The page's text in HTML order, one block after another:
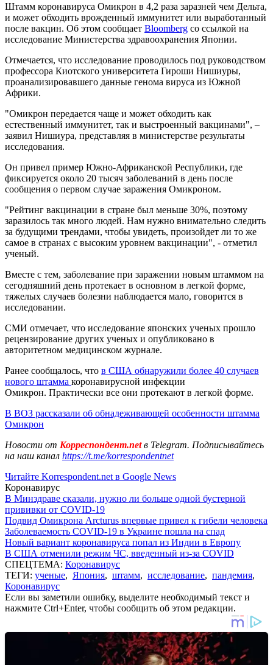
Штамм коронавируса Омикрон в 4,2 раза заразней чем Дельта,
и может обходить врожденный иммунитет или выработанный
после вакцин. Об этом сообщает Bloomberg со ссылкой на
исследование Министерства здравоохранения Японии.
Отмечается, что исследование проводилось под руководством
профессора Киотского университета Гироши Нишиуры,
проанализировавшего данные генома вируса из Южной
Африки.
"Омикрон передается чаще и может обходить как
естественный иммунитет, так и выстроенный вакцинами", –
заявил Нишиура, представляя в министерстве результаты
исследования.
Он привел пример Южно-Африканской Республики, где
фиксируется около 20 тысяч заболеваний в день после
сообщения о первом случае заражения Омикроном.
"Рейтинг вакцинации в стране был меньше 30%, поэтому
заразилось так много людей. Нам нужно внимательно следить
за будущими трендами, чтобы увидеть, произойдет ли то же
самое в странах с высоким уровнем вакцинации", - отметил
ученый.
Вместе с тем, заболевание при заражении новым штаммом на
сегодняшний день протекает в основном в легкой форме,
тяжелых случаев болезни наблюдается мало, говорится в
исследовании.
СМИ отмечает, что исследование японских ученых прошло
рецензирование других ученых и опубликовано в
авторитетном медицинском журнале.
Ранее сообщалось, что в США обнаружили более 40 случаев
нового штамма коронавирусной инфекции
Омикрон. Практически все они протекают в легкой форме.
В ВОЗ рассказали об обнадеживающей особенности штамма
Омикрон
Новости от Корреспондент.netв Telegram. Подписывайтесь
на наш канал https://t.me/korrespondentnet
Читайте Korrespondent.net в Google News
Коронавирус
В Минздраве сказали, нужно ли больше одной бустерной
прививки от COVID-19
Подвид Омикрона Arcturus впервые привел к гибели человека
Заболеваемость COVID-19 в Украине пошла на спад
Новый вариант коронавируса попал из Индии в Европу
В США отменили режим ЧС, введенный из-за COVID
СПЕЦТЕМА: Коронавирус
ТЕГИ: ученые, Япония, штамм, исследование, пандемия,
Коронавирус
Если вы заметили ошибку, выделите необходимый текст и
нажмите Ctrl+Enter, чтобы сообщить об этом редакции.